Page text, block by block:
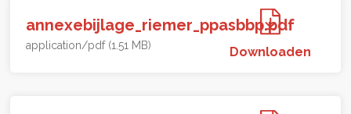
annexebijlage_riemer_ppasbbp.pdf
application/pdf (1.51 MB) Downloaden